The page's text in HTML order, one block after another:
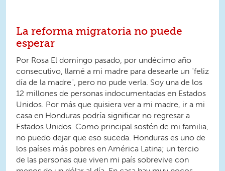
La reforma migratoria no puede
esperar
Por Rosa El domingo pasado, por undécimo año
consecutivo, llamé a mi madre para desearle un "feliz
día de la madre", pero no pude verla. Soy una de los
12 millones de personas indocumentadas en Estados
Unidos. Por más que quisiera ver a mi madre, ir a mi
casa en Honduras podría significar no regresar a
Estados Unidos. Como principal sostén de mi familia,
no puedo dejar que eso suceda. Honduras es uno de
los países más pobres en América Latina; un tercio
de las personas que viven mi país sobrevive con